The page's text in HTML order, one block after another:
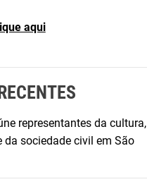
aqui
representantes da cultura,
da sociedade civil em São